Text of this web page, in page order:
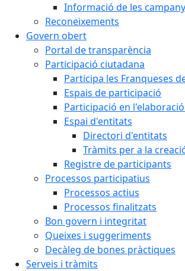
Informació de les
Reconeixements
Govern obert
Portal de transparència
Participació ciutadana
Participa les Franqueses
Espais de participació
Participació en
Espai d'entitats
Directori d'entitats
Tràmits per a la
Registre de participants
Processos participatius
Processos actius
Processos finalitzats
Bon govern i integritat
Queixes i suggeriments
Decàleg de bones pràctiques
Serveis i tràmits